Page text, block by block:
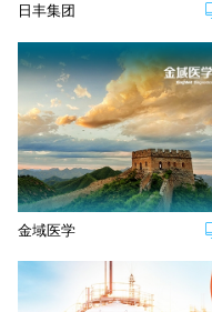
日丰集团
金域医学